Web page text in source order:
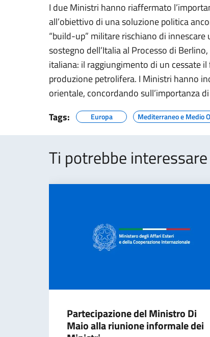
I due Ministri hanno riaffermato
all’obiettivo di una soluzione politica
“build-up” militare rischiano di
sostegno dell’Italia al Processo di
italiana: il raggiungimento di un cessate
produzione petrolifera. I Ministri hanno
orientale, concordando sull’importanza
Tags:
Europa Mediterraneo e Medio
Ti potrebbe interessare
Partecipazione del Ministro Di
Maio alla riunione informale dei